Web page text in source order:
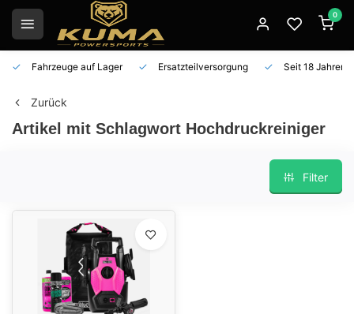
0
Fahrzeuge auf Lager Ersatzteilversorgung Seit 18 Jahren
Zurück
Artikel mit Schlagwort Hochdruckreiniger
Filter